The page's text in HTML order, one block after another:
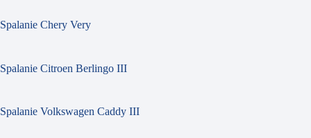
Spalanie Chery Very
Spalanie Citroen Berlingo III
Spalanie Volkswagen Caddy III